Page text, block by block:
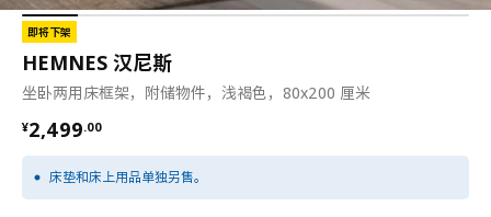
即将下架
HEMNES 汉尼斯
坐卧两用床框架，附储物件，浅褐色，80x200 厘米
¥2,499.00
¥ 2499.00
床垫和床上用品单独另售。